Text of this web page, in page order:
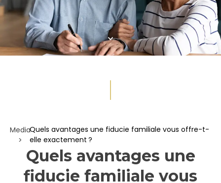
Media
>
Quels avantages une fiducie familiale vous offre-t-
elle exactement ?
Quels avantages une
fiducie familiale vous